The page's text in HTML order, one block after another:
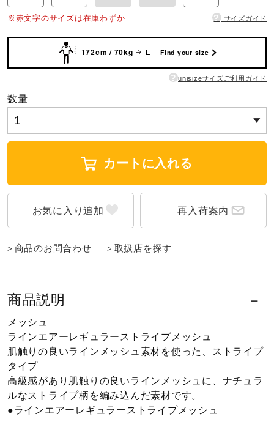
柔道
ワーキング
アウトドア／レイン
サポーター
※赤文字のサイズは在庫わずか ? サイズガイド
172cm / 70kg L Find your size
? unisizeサイズご利用ガイド
数量
カートに入れる
再入荷案内
商品のお問合わせ 取扱店を探す
商品説明
メッシュ
ラインエアーレギュラーストライプメッシュ
肌触りの良いラインメッシュ素材を使った、ストライプ
タイプ
高級感があり肌触りの良いラインメッシュに、ナチュラ
ルなストライプ柄を編み込んだ素材です。
●ラインエアーレギュラーストライプメッシュ